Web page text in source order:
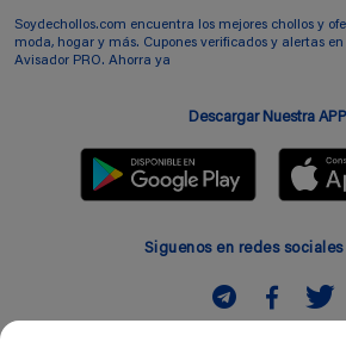
Soydechollos.com encuentra los mejores chollos y
moda, hogar y más. Cupones verificados y alertas
Avisador PRO. Ahorra ya
Descargar Nuestra APP
Siguenos en redes sociales